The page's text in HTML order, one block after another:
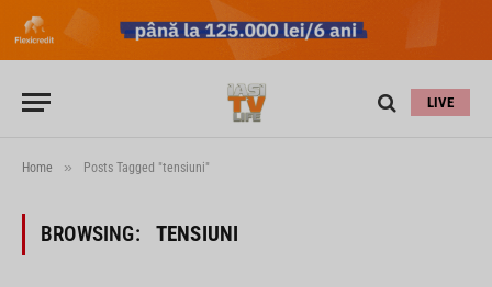
LIVE
Home » Posts Tagged "tensiuni"
BROWSING: TENSIUNI